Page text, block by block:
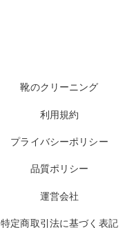
靴のクリーニング
利用規約
プライバシーポリシー
品質ポリシー
運営会社
特定商取引法に基づく表記